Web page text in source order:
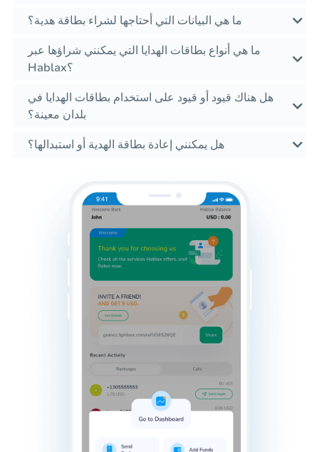
ما هي البيانات التي أحتاجها لشراء بطاقة هدية؟
ما هي أنواع بطاقات الهدايا التي يمكنني شراؤها عبر
Hablax؟
هل هناك قيود أو قيود على استخدام بطاقات الهدايا في
بلدان معينة؟
هل يمكنني إعادة بطاقة الهدية أو استبدالها؟